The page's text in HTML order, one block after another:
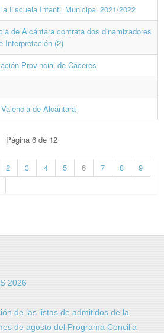
Escuela Infantil Municipal 2021/2022
de Alcántara contrata dos dinamizadores
Interpretación (2)
Provincial de Cáceres
de Alcántara
Página 6 de 12
2 3 4 5 6 7 8
9
2026
de las listas de admitidos de la
de agosto del Programa Concilia